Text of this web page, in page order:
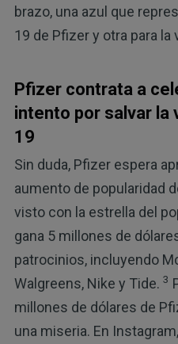
brazo, una azul que
19 de Pfizer y otra para la
Pfizer contrata a
intento por salvar la
19
Sin duda, Pfizer espera
aumento de popularidad
visto con la estrella del
gana 5 millones de
patrocinios, incluyendo
Walgreens, Nike y Tide. 3
millones de dólares de
una miseria. En